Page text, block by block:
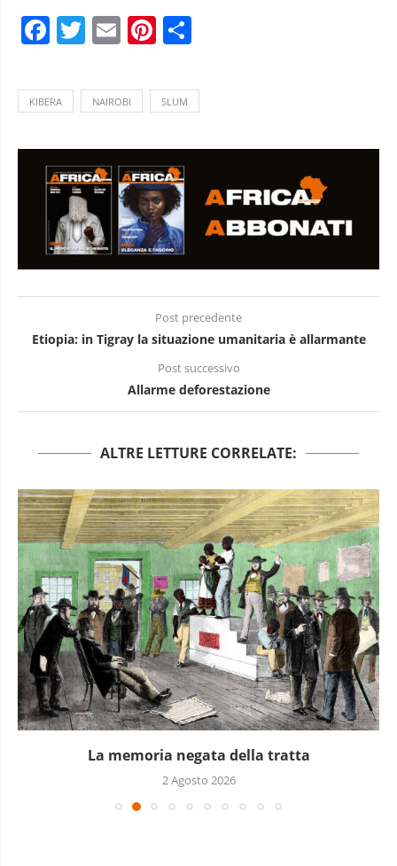
Facebook
Twitter
EmailPinterest
KIBERA NAIROBI SLUM
Post precedente
Etiopia: in Tigray la situazione umanitaria è allarmante
Post successivo
Allarme deforestazione
ALTRE LETTURE CORRELATE:
La memoria negata della tratta
2 Agosto 2026